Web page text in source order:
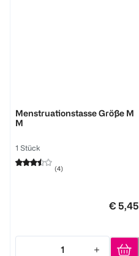
Menstruationstasse Größe M
M
1 Stück
(4)
€ 5,45
1